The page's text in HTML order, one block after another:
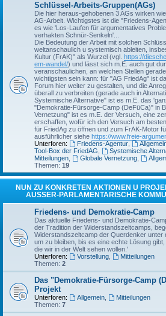
Schlüssel-Arbeits-Gruppen(AGs)
Die hier heraus-gehobenen 3 AGs wirken
AG-Arbeit. Wichtigstes ist die "Friedens-
es wie 'Los-Laufen für argumentatives
verhakten Schnür-Senkeln'...
Die Bedeutung der Arbeit mit solchen
weltanschaulich u systemisch ableiten,
Kultur (FrAK)" als Wurzel (vgl. https://
em-wandel/) und lässt sich m.E. auch gut
veranschaulichen, an welchen Stellen
wichtigsten sein kann: für "AG FriedAg" ist
Forum hier weiter zu gestalten, und die
überall zu verbreiten (gerade auch in
Systemische Alternative" ist es m.E. das
"Demokratie-Fürsorge-Camp (DeFüCa)" in
Vernetzung" ist es m.E. der Versuch, eine
erschaffen, wofür ich den Versuch am
für FriedAg zu öffnen und zum FrAK-Motor
ausführlicher siehe https://www.freie-
Unterforen:
Friedens-Agentur,
Tool-Box der FriedAG
Systemische
Mitteilungen
Globale Vernetzung,
Themen: 19
NUN ZU KONKRETEN AKTIONEN U
AUSSER-PARLAMENTARISCHE
Friedens- und Demokratie-Camp
Das aktuelle Friedens- und Demokratie-
der Tradition der Widerstandszeltcamps,
Widerstandszeltcamp der Querdenker unter
um zu bleiben, bis es eine echte Lösung
die wir in der Welt sehen wollen.'
Unterforen:
Vorstellung,
Mitteilungen
Themen: 2
Das "Demokratie-Fürsorge-Camp
Projekt
Unterforen: Allgemein,
Mitteilungen
Themen: 7